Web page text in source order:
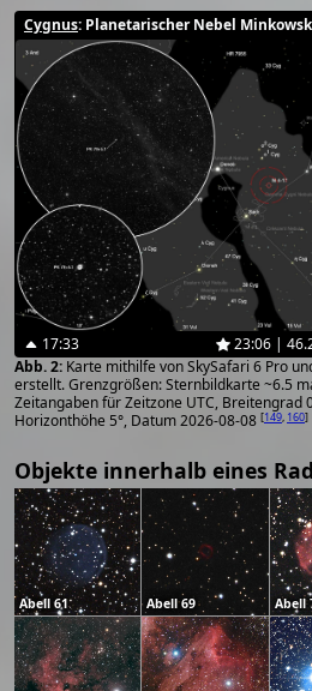
Cygnus: Planetarischer Nebel
17:33 23:06 |
Karte mithilfe von SkySafari 6 Pro
erstellt. Grenzgrößen: Sternbildkarte ~6.5
Zeitangaben für Zeitzone UTC, Breitengrad
Horizonthöhe 5°, Datum 2026-08-08 [149, 160]
Objekte innerhalb eines
Abell 61 Abell 69 Abell